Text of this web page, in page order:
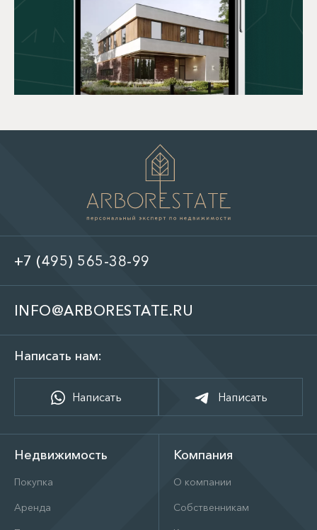
+7 (495) 565-38-99
INFO@ARBORESTATE.RU
Написать нам:
Написать Написать
Недвижимость
Покупка
Аренда
Компания
О компании
Собственникам